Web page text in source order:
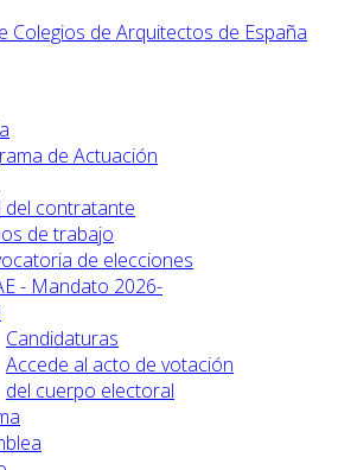
de Actuación
del contratante
de trabajo
de elecciones
- Mandato 2026-
Candidaturas
Accede al acto de votación
del cuerpo electoral